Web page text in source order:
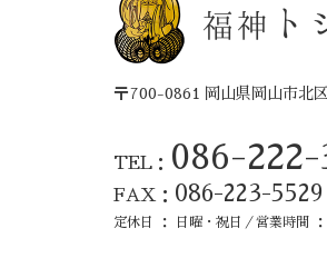
福神 ト
〒700-0861 岡山県岡山市北
TEL： 086-222-
FAX： 086-223-5529
定休日 ： 日曜・祝日／営業時間